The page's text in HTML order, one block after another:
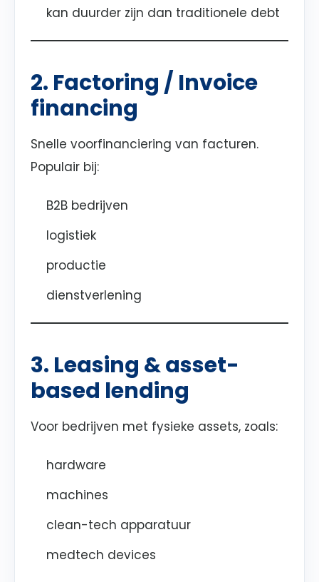
kan duurder zijn dan traditionele debt
2. Factoring / Invoice
financing
Snelle voorfinanciering van facturen.
Populair bij:
B2B bedrijven
logistiek
productie
dienstverlening
3. Leasing & asset-
based lending
Voor bedrijven met fysieke assets, zoals:
hardware
machines
clean-tech apparatuur
medtech devices